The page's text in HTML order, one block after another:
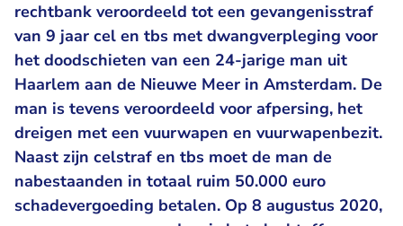
rechtbank veroordeeld tot een gevangenisstraf
van 9 jaar cel en tbs met dwangverpleging voor
het doodschieten van een 24-jarige man uit
Haarlem aan de Nieuwe Meer in Amsterdam. De
man is tevens veroordeeld voor afpersing, het
dreigen met een vuurwapen en vuurwapenbezit.
Naast zijn celstraf en tbs moet de man de
nabestaanden in totaal ruim 50.000 euro
schadevergoeding betalen. Op 8 augustus 2020,